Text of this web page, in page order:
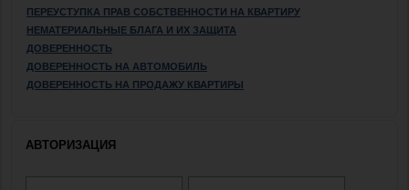
ПЕРЕУСТУПКА ПРАВ СОБСТВЕННОСТИ НА КВАРТИРУ
НЕМАТЕРИАЛЬНЫЕ БЛАГА И ИХ ЗАЩИТА
ДОВЕРЕННОСТЬ
ДОВЕРЕННОСТЬ НА АВТОМОБИЛЬ
ДОВЕРЕННОСТЬ НА ПРОДАЖУ КВАРТИРЫ
АВТОРИЗАЦИЯ